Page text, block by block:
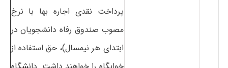
پرداخت نقدی اجاره بها با نرخ
مصوب صندوق رفاه دانشجویان در
ابتدای هر نیمسال)، حق استفاده از